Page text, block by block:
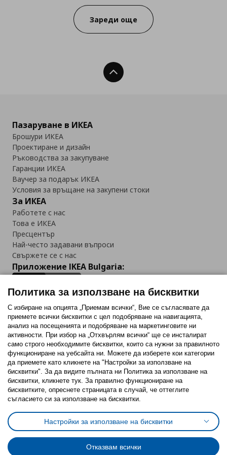
Зареди още
Нагоре
Пазаруване в ИКЕА
Брошури ИКЕА
Проектиране и дизайн
Ръководства за закупуване
Гаранции ИКЕА
Ваучер за подарък ИКЕА
Условия за връщане на закупени стоки
За ИКЕА
Работете с нас
Това е ИКЕА
Пресцентър
Най-често задавани въпроси
Свържете се с нас
Приложение IKEA Bulgaria:
Последвайте ни:
FacebookTwitterYoutubePinterestInstagram
Политика за използване на бисквитки (Cookies)
Избор на настройки за използване на бисквитки
Условия за ползване на ikea.bgОбща политика за личните данни
Политика за защита на личните данни на ikea.bg
Общи условия на програма IKEA Family
Политика за използване на бисквитки
С избиране на опцията „Приемам всички“, Вие се съгласявате да
приемете всички бисквитки с цел подобряване на навигацията,
анализ на посещенията и подобряване на маркетинговите ни
активности. При избор на „Отхвърлям всички“ ще се инсталират
само строго необходимитe бисквитки, които са нужни за правилното
функциониране на уебсайта ни. Можете да изберете кои категории
да приемете като кликнете на "Настройки за използване на
бисквитки". За да видите пълната ни Политика за използване на
бисквитки, кликнете тук. За правилно функциониране на
бисквитките, опреснете страницата в случай, че оттеглите
съгласието си за използване на бисквитки.
Настройки за използване на бисквитки
Отказвам всички